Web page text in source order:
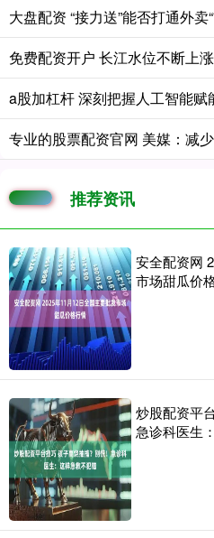
大盘配资 “接力送”能否打通外卖
a股加杠杆 深刻把握人工智能
推荐资讯
安全配资网
市场甜瓜价
炒股配资平
急诊科医生